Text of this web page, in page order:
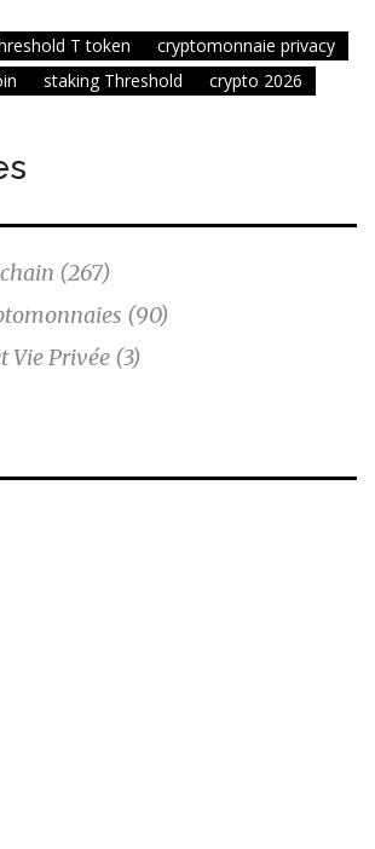
T token
cryptomonnaie privacy
staking Threshold crypto 2026
(267)
(90)
Vie Privée (3)